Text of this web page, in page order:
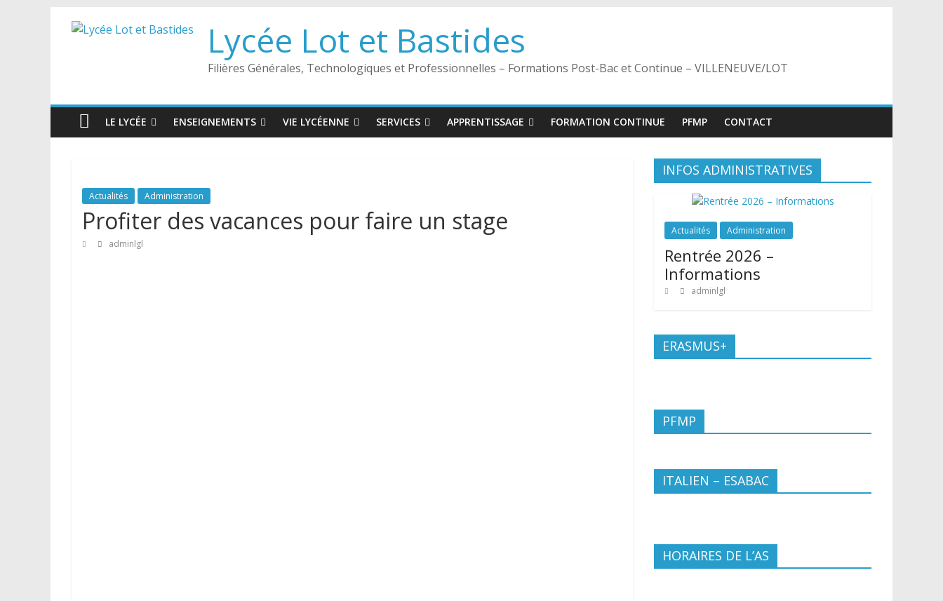
Lycée Lot et Bastides
Filières Générales, Technologiques et Professionnelles – Formations Post-Bac et Continue – VILLENEUVE/LOT
LE LYCÉE ENSEIGNEMENTS VIE LYCÉENNE SERVICES APPRENTISSAGE FORMATION CONTINUE PFMP CONTACT
Actualités Administration
Profiter des vacances pour faire un stage
adminlgl
INFOS ADMINISTRATIVES
Actualités Administration
Rentrée 2026 –
Informations
adminlgl
ERASMUS+
PFMP
ITALIEN – ESABAC
HORAIRES DE L’AS